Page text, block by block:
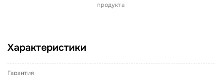
продукта
Характеристики
Гарантия